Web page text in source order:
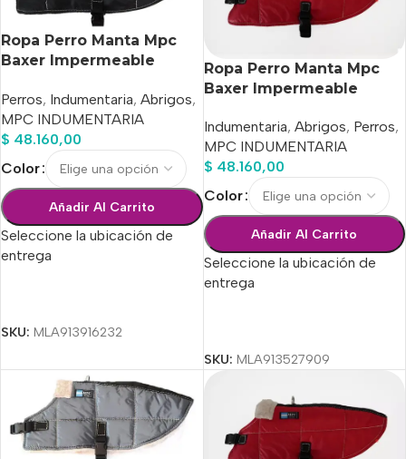
Ropa Perro Manta Mpc
Baxer Impermeable
Perros, Indumentaria, Abrigos,
MPC INDUMENTARIA
$ 48.160,00
Color
Añadir Al Carrito
Seleccione la ubicación de
entrega
SKU: MLA913916232
Ropa Perro Manta Mpc
Baxer Impermeable
Indumentaria, Abrigos, Perros,
MPC INDUMENTARIA
$ 48.160,00
Color
Añadir Al Carrito
Seleccione la ubicación de
entrega
SKU: MLA913527909